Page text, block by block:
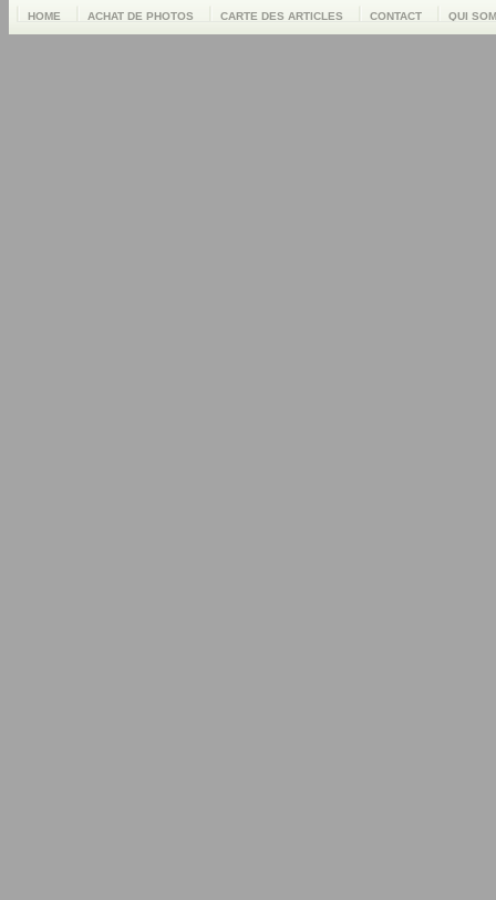
HOME ACHAT DE PHOTOS CARTE DES ARTICLES CONTACT QUI